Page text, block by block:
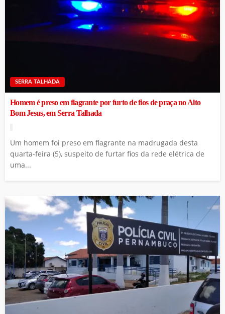
SERRA TALHADA
Homem é preso em flagrante por furto de fios de praça no Alto
Bom Jesus, em Serra Talhada
Um homem foi preso em flagrante na madrugada desta
quarta-feira (5), suspeito de furtar fios da rede elétrica de
uma...